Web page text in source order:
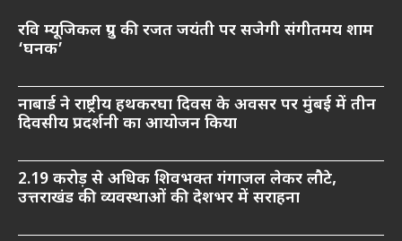
रवि म्यूजिकल ग्रुप की रजत जयंती पर सजेगी संगीतमय शाम
‘घनक’
नाबार्ड ने राष्ट्रीय हथकरघा दिवस के अवसर पर मुंबई में तीन
दिवसीय प्रदर्शनी का आयोजन किया
2.19 करोड़ से अधिक शिवभक्त गंगाजल लेकर लौटे,
उत्तराखंड की व्यवस्थाओं की देशभर में सराहना